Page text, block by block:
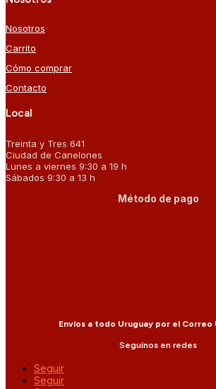
Nosotros
Carrito
Cómo comprar
Contacto
Local
Treinta y Tres 641
Ciudad de Canelones
Lunes a viernes 9:30 a 19 h
Sábados 9:30 a 13 h
Método de pago
Envíos a todo Uruguay por el Correo
Seguínos en redes
Seguir
Seguir